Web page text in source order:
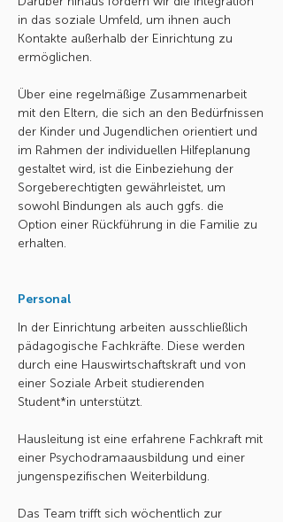
in das soziale Umfeld, um ihnen auch
Kontakte außerhalb der Einrichtung zu
ermöglichen.
Über eine regelmäßige Zusammenarbeit
mit den Eltern, die sich an den Bedürfnissen
der Kinder und Jugendlichen orientiert und
im Rahmen der individuellen Hilfeplanung
gestaltet wird, ist die Einbeziehung der
Sorgeberechtigten gewährleistet, um
sowohl Bindungen als auch ggfs. die
Option einer Rückführung in die Familie zu
erhalten.
Personal
In der Einrichtung arbeiten ausschließlich
pädagogische Fachkräfte. Diese werden
durch eine Hauswirtschaftskraft und von
einer Soziale Arbeit studierenden
Student*in unterstützt.
Hausleitung ist eine erfahrene Fachkraft mit
einer Psychodramaausbildung und einer
jungenspezifischen Weiterbildung.
Das Team trifft sich wöchentlich zur